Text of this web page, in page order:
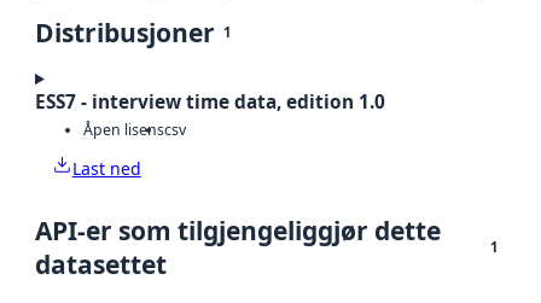
Distribusjoner 1
ESS7 - interview time data, edition 1.0
Åpen lisenscsv
Last ned
API-er som tilgjengeliggjør dette
datasettet
1